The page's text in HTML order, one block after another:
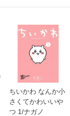
ちいかわ なんか小
さくてかわいいや
つ 1/ナガノ